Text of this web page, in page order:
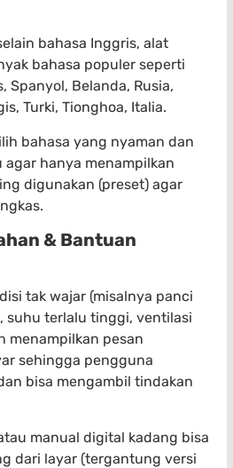
bahasa Inggris, alat
bahasa populer seperti
Spanyol, Belanda, Rusia,
Turki, Tionghoa, Italia.
bahasa yang nyaman dan
agar hanya menampilkan
digunakan (preset) agar
& Bantuan
tak wajar (misalnya panci
suhu terlalu tinggi, ventilasi
menampilkan pesan
sehingga pengguna
bisa mengambil tindakan
manual digital kadang bisa
dari layar (tergantung versi